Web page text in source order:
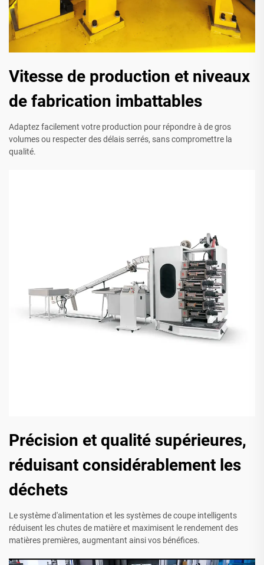
Vitesse de production et niveaux
de fabrication imbattables
Adaptez facilement votre production pour répondre à de gros
volumes ou respecter des délais serrés, sans compromettre la
qualité.
Précision et qualité supérieures,
réduisant considérablement les
déchets
Le système d'alimentation et les systèmes de coupe intelligents
réduisent les chutes de matière et maximisent le rendement des
matières premières, augmentant ainsi vos bénéfices.